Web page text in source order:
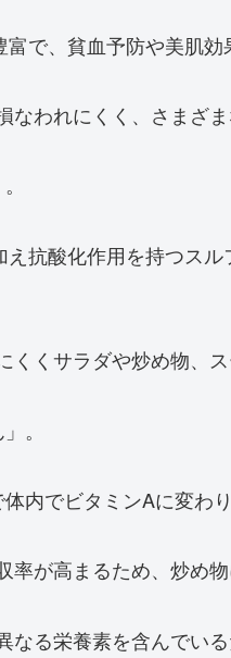
で、貧血予防や美肌効
なわれにくく、さまざ
え抗酸化作用を持つス
くサラダや炒め物、
。
内でビタミンAに変わ
が高まるため、炒め物
なる栄養素を含んでい